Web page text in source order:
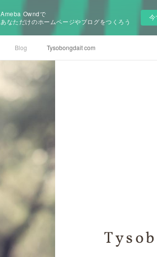
Ameba Owndで
あなただけのホームページやブログをつくろう
Blog Tysobongdait com